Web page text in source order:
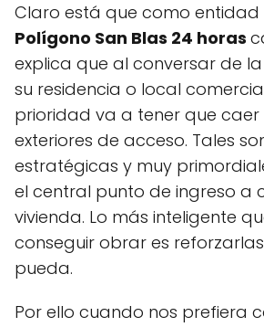
Claro está que como entidad
Polígono San Blas 24 horas
explica que al conversar de
su residencia o local
prioridad va a tener que caer
exteriores de acceso. Tales
estratégicas y muy
el central punto de ingreso a
vivienda. Lo más inteligente
conseguir obrar es
pueda.
Por ello cuando nos prefiera